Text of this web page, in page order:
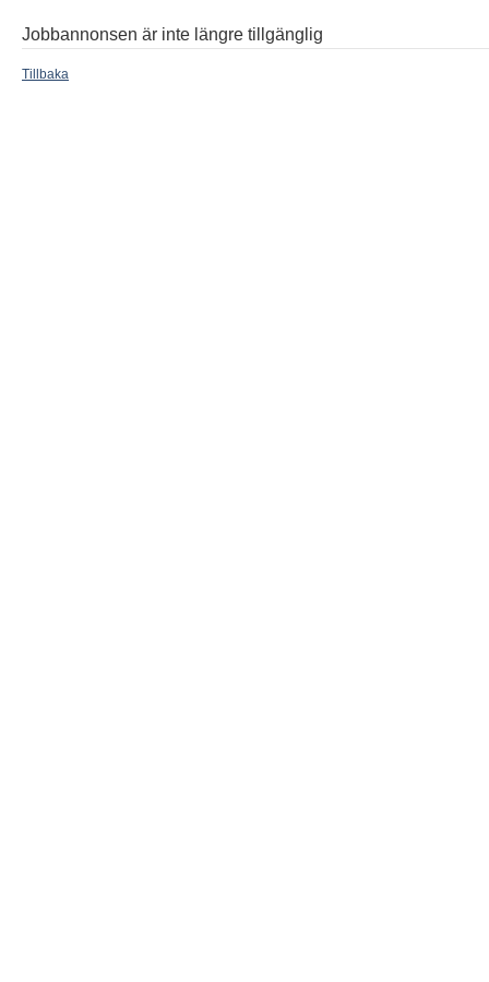
Jobbannonsen är inte längre tillgänglig
Tillbaka